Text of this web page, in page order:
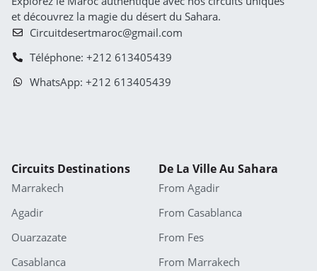
et découvrez la magie du désert du Sahara.
Circuitdesertmaroc@gmail.com
Téléphone: +212 613405439
WhatsApp: +212 613405439
Circuits Destinations
Marrakech
Agadir
Ouarzazate
Casablanca
De La Ville Au Sahara
From Agadir
From Casablanca
From Fes
From Marrakech